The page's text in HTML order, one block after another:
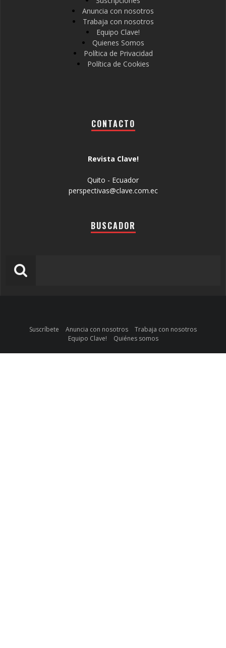
Anuncia con nosotros
Trabaja con nosotros
Equipo Clave!
Quienes Somos
Política de Privacidad
Política de Cookies
CONTACTO
Revista Clave!
Quito - Ecuador
perspectivas@clave.com.ec
BUSCADOR
Suscríbete Anuncia con nosotros
Trabaja con nosotros
Equipo Clave!
Quiénes somos